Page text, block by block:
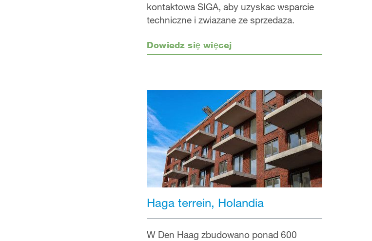
kontaktowa SIGA, aby uzyskac wsparcie
techniczne i zwiazane ze sprzedaza.
Dowiedz się więcej
Haga terrein, Holandia
W Den Haag zbudowano ponad 600